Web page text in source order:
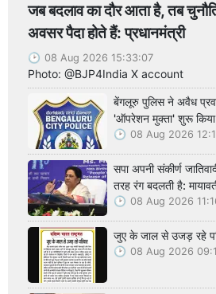
जब बदलाव का दौर आता है, तब
अवसर पैदा होते हैं: प्रधानमंत्री
08 Aug 2026 15:33:07
Photo: @BJP4India X account
बेंगलूरु पुलिस ने अवैध
'ऑपरेशन मुक्ता' शुरू किया
08 Aug 2026
सपा अपनी संकीर्ण
तरह रंग बदलती है:
08 Aug 2026
जुए के जाल से उजड़ रहे
08 Aug 2026